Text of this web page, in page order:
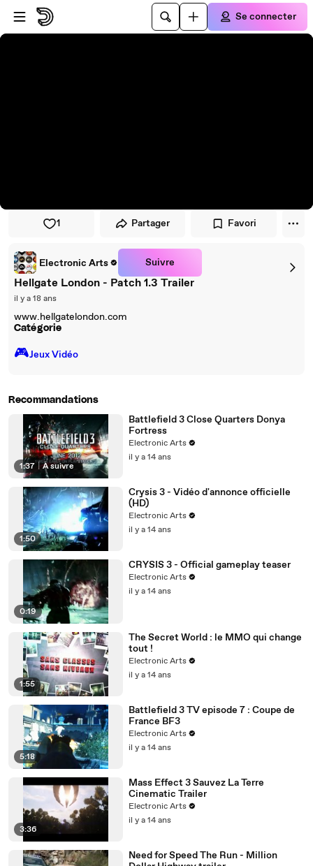
Passer au player
Passer au contenu principal
Se connecter
1 Partager Favori
Electronic Arts Suivre
Hellgate London - Patch 1.3 Trailer
il y a 18 ans
www.hellgatelondon.com
Catégorie
🎮️Jeux Vidéo
Recommandations
1:37 À suivre
Battlefield 3 Close Quarters Donya
Fortress
Electronic Arts
il y a 14 ans
1:50
Crysis 3 - Vidéo d'annonce officielle
(HD)
Electronic Arts
il y a 14 ans
0:19
CRYSIS 3 - Official gameplay teaser
Electronic Arts
il y a 14 ans
1:55
The Secret World : le MMO qui change
tout !
Electronic Arts
il y a 14 ans
5:18
Battlefield 3 TV episode 7 : Coupe de
France BF3
Electronic Arts
il y a 14 ans
3:36
Mass Effect 3 Sauvez La Terre
Cinematic Trailer
Electronic Arts
il y a 14 ans
Need for Speed The Run - Million